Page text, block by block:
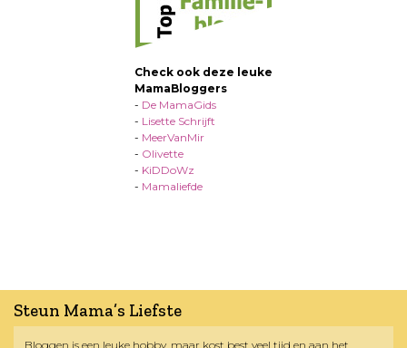
Check ook deze leuke
MamaBloggers
- De MamaGids
- Lisette Schrijft
- MeerVanMir
- Olivette
- KiDDoWz
- Mamaliefde
Steun Mama’s Liefste
Bloggen is een leuke hobby, maar kost best veel tijd en aan het